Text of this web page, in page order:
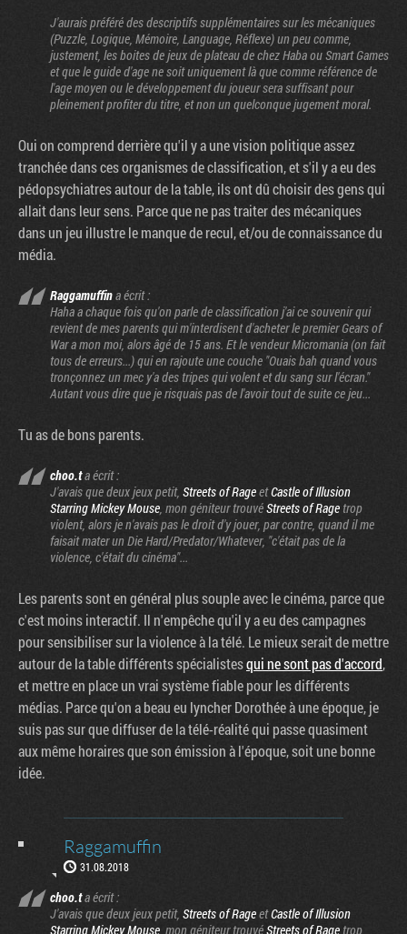
J'aurais préféré des descriptifs supplémentaires sur les mécaniques
(Puzzle, Logique, Mémoire, Language, Réflexe) un peu comme,
justement, les boites de jeux de plateau de chez Haba ou Smart Games
et que le guide d'age ne soit uniquement là que comme référence de
l'age moyen ou le développement du joueur sera suffisant pour
pleinement profiter du titre, et non un quelconque jugement moral.
Oui on comprend derrière qu'il y a une vision politique assez
tranchée dans ces organismes de classification, et s'il y a eu des
pédopsychiatres autour de la table, ils ont dû choisir des gens qui
allait dans leur sens. Parce que ne pas traiter des mécaniques
dans un jeu illustre le manque de recul, et/ou de connaissance du
média.
Raggamuffina écrit :
Haha a chaque fois qu'on parle de classification j'ai ce souvenir qui
revient de mes parents qui m'interdisent d'acheter le premier Gears of
War a mon moi, alors âgé de 15 ans. Et le vendeur Micromania (on fait
tous de erreurs...) qui en rajoute une couche "Ouais bah quand vous
tronçonnez un mec y'a des tripes qui volent et du sang sur l'écran."
Autant vous dire que je risquais pas de l'avoir tout de suite ce jeu...
Tu as de bons parents.
choo.ta écrit :
J'avais que deux jeux petit, Streets of RageetCastle of Illusion
Starring Mickey Mouse, mon géniteur trouvéStreets of Rage trop
violent, alors je n'avais pas le droit d'y jouer, par contre, quand il me
faisait mater un Die Hard/Predator/Whatever, "c'était pas de la
violence, c'était du cinéma"...
Les parents sont en général plus souple avec le cinéma, parce que
c'est moins interactif. Il n'empêche qu'il y a eu des campagnes
pour sensibiliser sur la violence à la télé. Le mieux serait de mettre
autour de la table différents spécialistesqui ne sont pas d'accord,
et mettre en place un vrai système fiable pour les différents
médias. Parce qu'on a beau eu lyncher Dorothée à une époque, je
suis pas sur que diffuser de la télé-réalité qui passe quasiment
aux même horaires que son émission à l'époque, soit une bonne
idée.
Raggamuffin
31.08.2018
choo.ta écrit :
J'avais que deux jeux petit, Streets of RageetCastle of Illusion
Starring Mickey Mouse, mon géniteur trouvéStreets of Rage trop